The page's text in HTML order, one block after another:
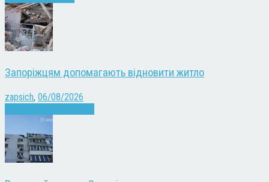
Запоріжцям допомагають відновити житло
zapsich, 06/08/2026